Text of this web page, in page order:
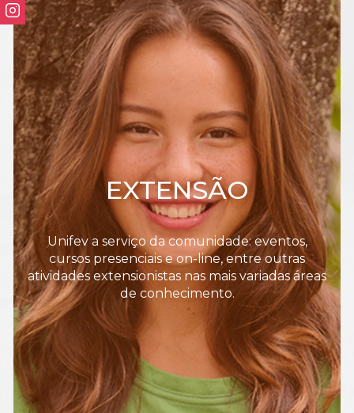
EXTENSÃO
Unifev a serviço da comunidade: eventos,
cursos presenciais e on-line, entre outras
atividades extensionistas nas mais variadas áreas
de conhecimento.